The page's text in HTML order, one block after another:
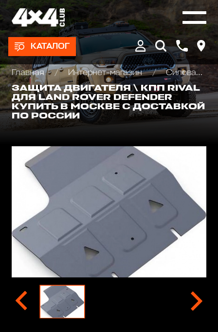
КАТАЛОГ
Главная Интернет-магазин
Силовая защита днища для внедорожников
ЗАЩИТА ДВИГАТЕЛЯ \ КПП RIVAL
ДЛЯ LAND ROVER DEFENDER
КУПИТЬ В МОСКВЕ С ДОСТАВКОЙ
ПО РОССИИ